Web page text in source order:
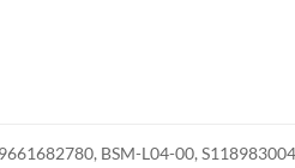
BSM-L04-00,